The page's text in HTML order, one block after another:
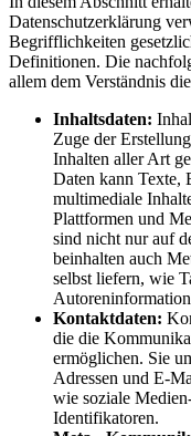
Datenschutzerklärung
Begrifflichkeiten
Definitionen. Die
allem dem Verständnis
Inhaltsdaten:
Zuge der
Inhalten aller Art
Daten kann Texte,
multimediale
Plattformen und
sind nicht nur auf
beinhalten auch
selbst liefern, wie
Kontaktdaten:
die die
ermöglichen. Sie
Adressen und E-
wie soziale
Identifikatoren.